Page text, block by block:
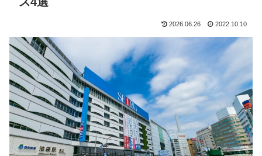
2026.06.26 2022.10.10